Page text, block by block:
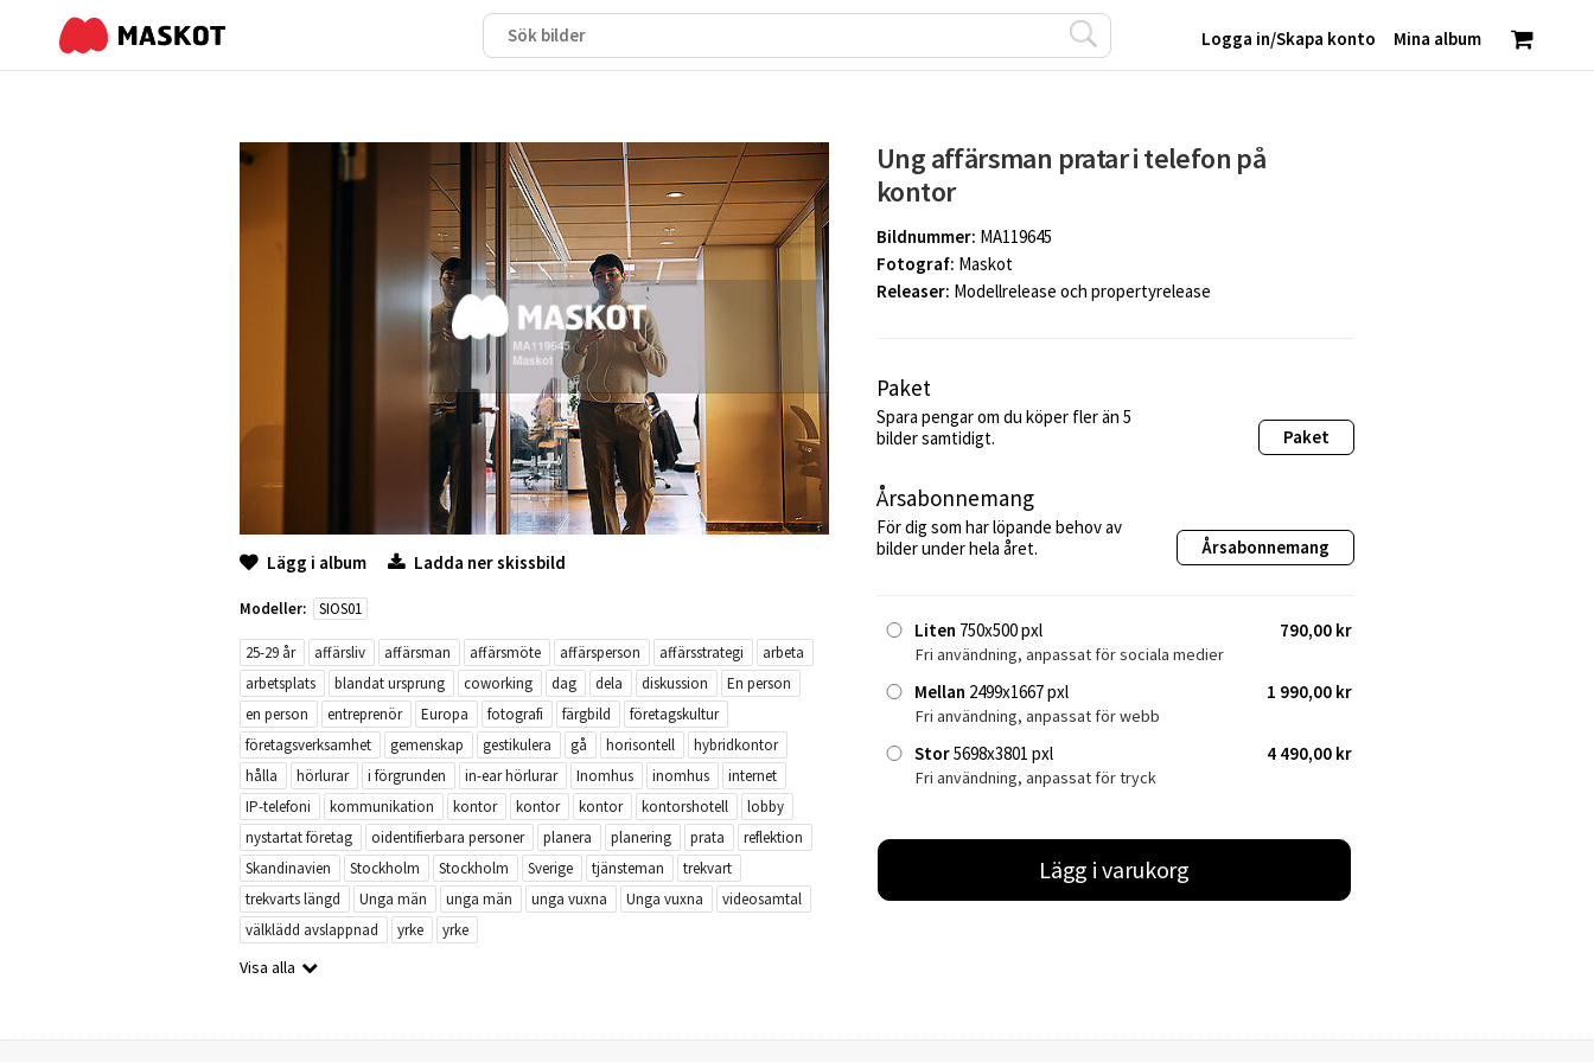
Mina album
Logga in/Skapa konto
Lägg i album Ladda ner skissbild
Modeller: SIOS01
25-29 år affärsliv affärsman affärsmöte affärsperson affärsstrategi
arbeta
arbetsplats
blandat ursprung coworking dag dela diskussion
En person
en person
entreprenör Europa fotografi färgbild
företagskultur
företagsverksamhet
gemenskap gestikulera gå horisontell
hybridkontor
hålla
hörlurar i förgrunden in-ear hörlurar Inomhus inomhus
internet
IP-telefoni
kommunikation kontor kontor kontor kontorshotell
lobby
nystartat företag
oidentifierbara personer planera planering prata
reflektion
Skandinavien
Stockholm Stockholm Sverige tjänsteman
trekvart
trekvarts längd
Unga män unga män unga vuxna Unga vuxna
videosamtal
välklädd avslappnad
yrke yrke
Visa alla
Ung affärsman pratar i telefon på
kontor
Bildnummer: MA119645
Fotograf: Maskot
Releaser: Modellrelease och propertyrelease
Paket
Spara pengar om du köper fler än 5
bilder samtidigt.
Paket
Årsabonnemang
För dig som har löpande behov av
bilder under hela året.
Årsabonnemang
Liten 750x500 pxl 790,00 kr
Fri användning, anpassat för sociala medier
Mellan 2499x1667 pxl 1 990,00 kr
Fri användning, anpassat för webb
Stor5698x3801 pxl 4 490,00 kr
Fri användning, anpassat för tryck
Lägg i varukorg